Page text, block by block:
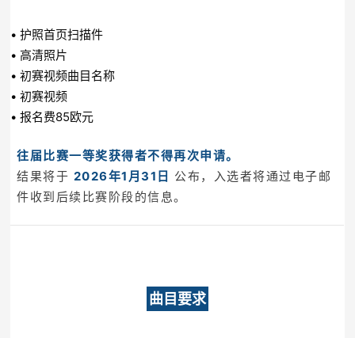
• 护照首页扫描件
• 高清照片
• 初赛视频曲目名称
• 初赛视频
• 报名费85欧元
往届比赛一等奖获得者不得再次申请。
结果将于 2026年1月31日 公布，入选者将通过电子邮
件收到后续比赛阶段的信息。
曲目要求